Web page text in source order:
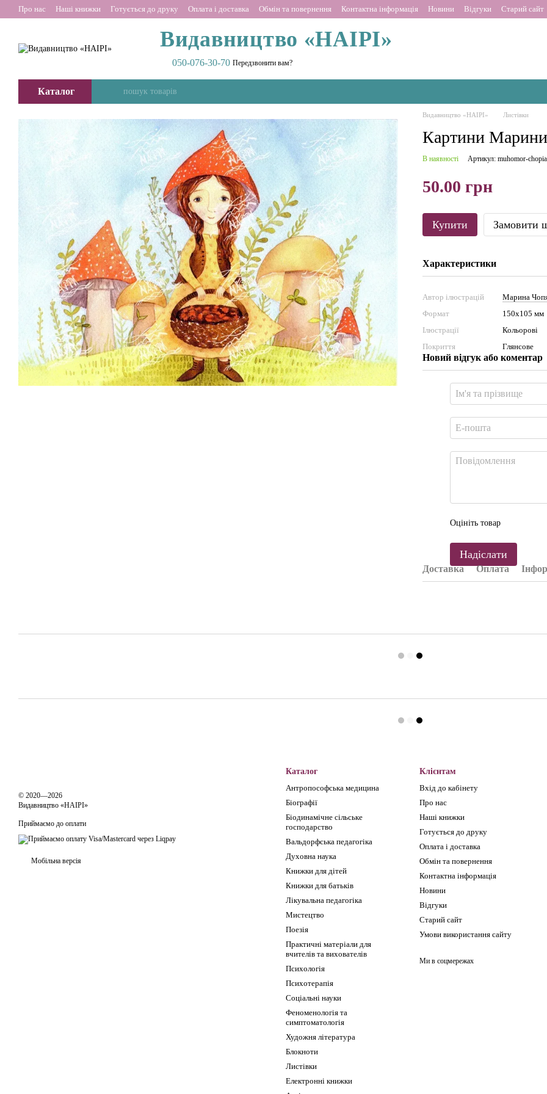
Перейти до основного контенту
Про нас Наші книжки Готується до друку Оплата і доставка Обмін та повернення Контактна інформація Новини Відгуки Старий сайт
Видавництво «НАІРІ»
050-076-30-70 Передзвонити вам?
Каталог
Видавництво «НАІРІ» Листівки
Картини
В наявності Артикул: muhomor-
50.00 грн
Купити Замовити
Характеристики
Автор ілюстрацій
Марина
Формат
150х105 мм
Ілюстрації
Кольорові
Покриття
Глянсове
Новий відгук або коментар
Оцініть товар
Надіслати
Доставка Оплата
© 2020—2026
Видавництво «НАІРІ»
Приймаємо до оплати
Мобільна версія
Каталог
Антропософська медицина
Біографії
Біодинамічне сільське
господарство
Вальдорфська педагогіка
Духовна наука
Книжки для дітей
Книжки для батьків
Лікувальна педагогіка
Мистецтво
Поезія
Практичні матеріали для
вчителів та вихователів
Психологія
Психотерапія
Соціальні науки
Феноменологія та
симптоматологія
Художня література
Блокноти
Листівки
Електронні книжки
Клієнтам
Вхід до кабінету
Про нас
Наші книжки
Готується до друку
Оплата і доставка
Обмін та повернення
Контактна інформація
Новини
Відгуки
Старий сайт
Умови використання сайту
Ми в соцмережах